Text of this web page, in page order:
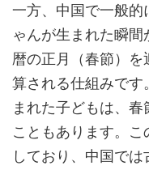
一方、中国で一般的
ゃんが生まれた瞬間
暦の正月（春節）を
算される仕組みです
まれた子どもは、
こともあります。
しており、中国で